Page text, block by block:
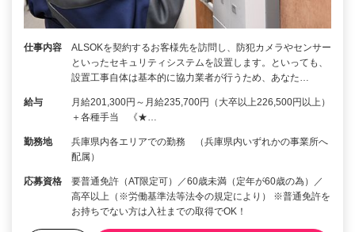
仕事内容
ALSOKを契約するお客様先を訪問し、防犯カメラやセンサー
といったセキュリティシステムを設置します。といっても、
設置工事自体は基本的に協力業者が行うため、あなた…
給与
月給201,300円～月給235,700円（大卒以上226,500円以上）
＋各種手当 《★…
勤務地
兵庫県内各エリアでの勤務 （兵庫県内いずれかの事業所へ
配属）
応募資格
要普通免許（AT限定可）／60歳未満（定年が60歳の為）／
高卒以上（※労働基準法等法令の規定により） ※普通免許を
お持ちでない方は入社までの取得でOK！